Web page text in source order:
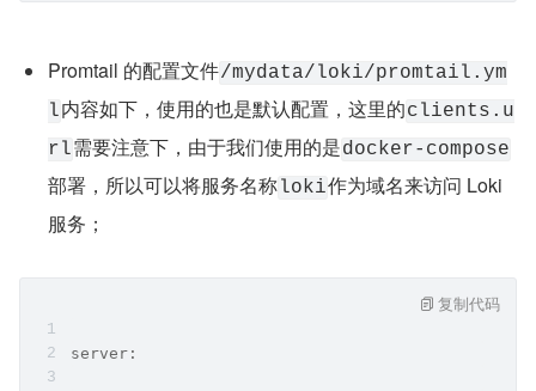
Promtail 的配置文件/mydata/loki/promtail.ym
l内容如下，使用的也是默认配置，这里的clients.u
rl需要注意下，由于我们使用的是docker-compose
部署，所以可以将服务名称loki作为域名来访问 Loki
服务；
server:
复制代码